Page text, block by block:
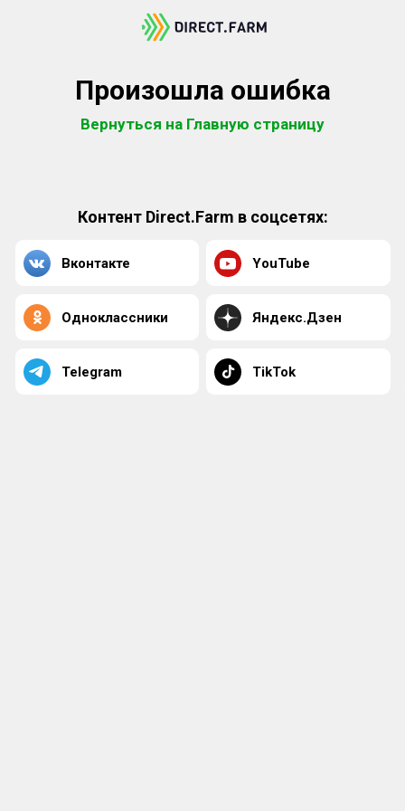
Произошла ошибка
Вернуться на Главную страницу
Контент Direct.Farm в соцсетях:
Вконтакте YouTube
Одноклассники Яндекс.Дзен
Telegram TikTok